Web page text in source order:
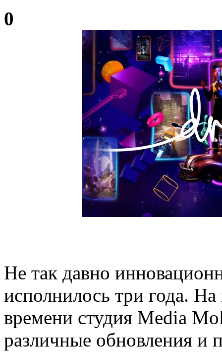
0
Не так давно
исполнилось три года. На
времени студия Media
различные обновления и